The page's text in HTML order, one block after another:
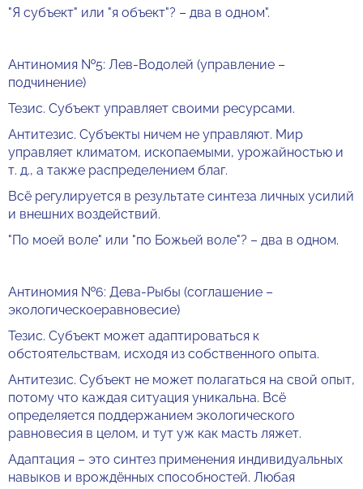
"Я субъект" или "я объект"? – два в одном".
Антиномия №5: Лев-Водолей (управление –
подчинение)
Тезис. Субъект управляет своими ресурсами.
Антитезис. Субъекты ничем не управляют. Мир
управляет климатом, ископаемыми, урожайностью и
т. д., а также распределением благ.
Всё регулируется в результате синтеза личных усилий
и внешних воздействий.
"По моей воле" или "по Божьей воле"? – два в одном.
Антиномия №6: Дева-Рыбы (соглашение –
экологическоеравновесие)
Тезис. Субъект может адаптироваться к
обстоятельствам, исходя из собственного опыта.
Антитезис. Субъект не может полагаться на свой опыт,
потому что каждая ситуация уникальна. Всё
определяется поддержанием экологического
равновесия в целом, и тут уж как масть ляжет.
Адаптация – это синтез применения индивидуальных
навыков и врождённых способностей. Любая